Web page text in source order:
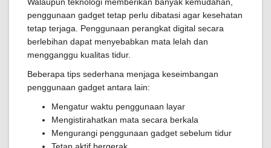
penggunaan gadget tetap perlu dibatasi agar kesehatan
tetap terjaga. Penggunaan perangkat digital secara
berlebihan dapat menyebabkan mata lelah dan
mengganggu kualitas tidur.
Beberapa tips sederhana menjaga keseimbangan
penggunaan gadget antara lain:
Mengatur waktu penggunaan layar
Mengistirahatkan mata secara berkala
Mengurangi penggunaan gadget sebelum tidur